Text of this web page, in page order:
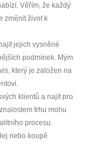
Věřím, že každý
změnit život k
jejich vysněné
podmínek. Mým
který je založen na
klientů a najít pro
trhu mohu
procesu.
nebo koupě